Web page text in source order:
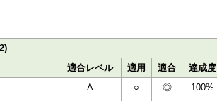
適合レベル 適用 適合 達成度
A ○ ◎ 100%